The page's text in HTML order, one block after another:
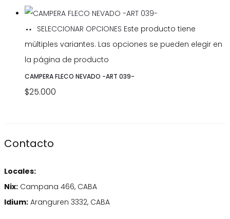
SELECCIONAR OPCIONES Este producto tiene
múltiples variantes. Las opciones se pueden elegir en
la página de producto
CAMPERA FLECO NEVADO -ART 039-
$25.000
Contacto
Locales:
Nix: Campana 466, CABA
Idium: Aranguren 3332, CABA